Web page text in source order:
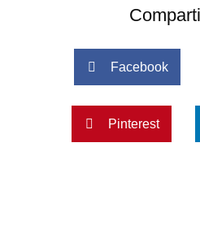
Facebook
Pinterest